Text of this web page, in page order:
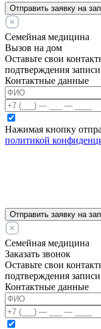
Отправить заявку на
Семейная медицина
Вызов на дом
Оставьте свои
подтверждения записи
Контактные данные
Нажимая кнопку
политикой
Отправить заявку на
Семейная медицина
Заказать звонок
Оставьте свои
подтверждения записи
Контактные данные